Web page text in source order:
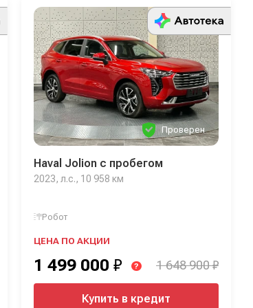
Проверен
Haval Jolion с пробегом
2023, л.с., 10 958 км
Робот
ЦЕНА ПО АКЦИИ
1 499 000 ₽ ? 1 648 900 ₽
Купить в кредит